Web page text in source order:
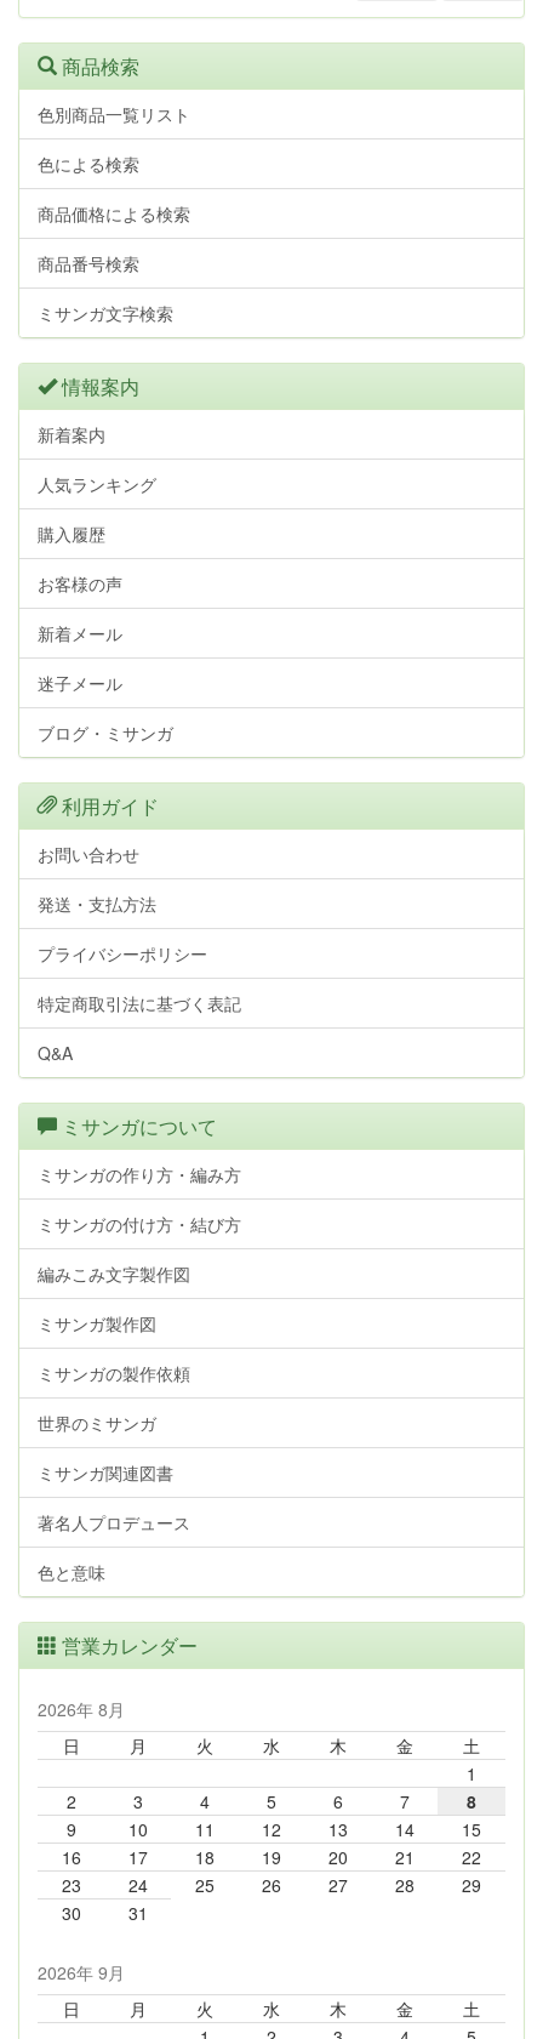
商品検索
色別商品一覧リスト
色による検索
商品価格による検索
商品番号検索
ミサンガ文字検索
情報案内
新着案内
人気ランキング
購入履歴
お客様の声
新着メール
迷子メール
ブログ・ミサンガ
利用ガイド
お問い合わせ
発送・支払方法
プライバシーポリシー
特定商取引法に基づく表記
Q&A
ミサンガについて
ミサンガの作り方・編み方
ミサンガの付け方・結び方
編みこみ文字製作図
ミサンガ製作図
ミサンガの製作依頼
世界のミサンガ
ミサンガ関連図書
著名人プロデュース
色と意味
営業カレンダー
2026年 8月
日
月 火 水 木 金
土
1
2
3 4 5 6 7
8
9
10 11 12 13 14
15
16
17 18 19 20 21
22
23
24 25 26 27 28
29
30
31
2026年 9月
日
月 火 水 木 金
土